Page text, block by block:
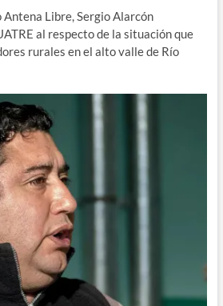
Libre, Sergio Alarcón
al respecto de la situación que
rurales en el alto valle de Río